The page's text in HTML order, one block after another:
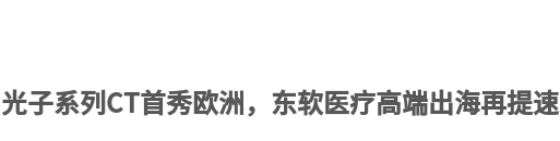
光子系列CT首秀欧洲，东软医疗高端出海再提速